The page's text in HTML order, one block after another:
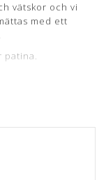
vätskor och vi
med ett
patina.